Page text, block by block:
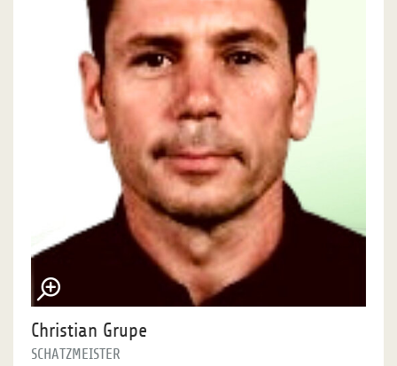
Christian Grupe
SCHATZMEISTER